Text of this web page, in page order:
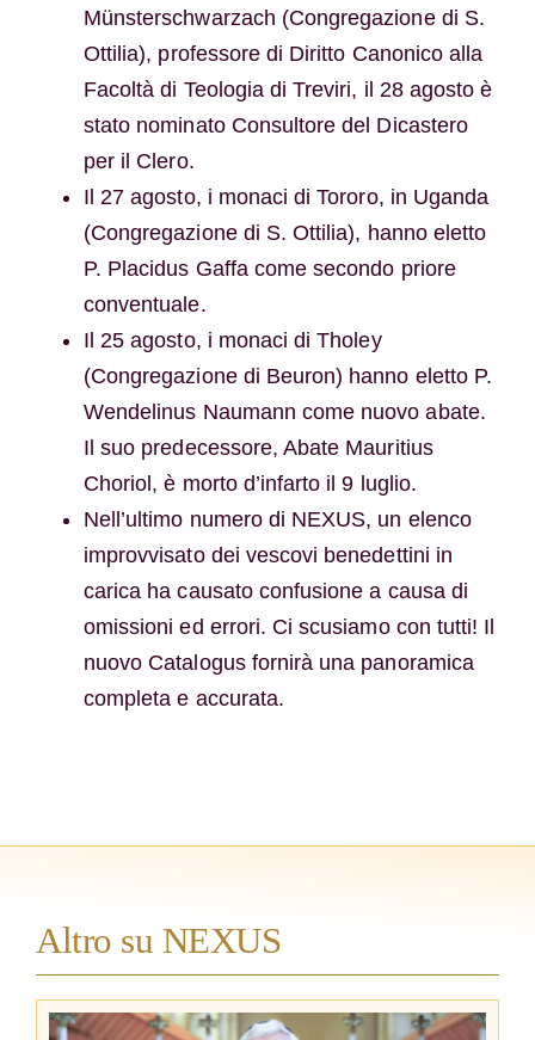
Münsterschwarzach (Congregazione di S.
Ottilia), professore di Diritto Canonico alla
Facoltà di Teologia di Treviri, il 28 agosto è
stato nominato Consultore del Dicastero
per il Clero.
Il 27 agosto, i monaci di Tororo, in Uganda
(Congregazione di S. Ottilia), hanno eletto
P. Placidus Gaffa come secondo priore
conventuale.
Il 25 agosto, i monaci di Tholey
(Congregazione di Beuron) hanno eletto P.
Wendelinus Naumann come nuovo abate.
Il suo predecessore, Abate Mauritius
Choriol, è morto d’infarto il 9 luglio.
Nell’ultimo numero di NEXUS, un elenco
improvvisato dei vescovi benedettini in
carica ha causato confusione a causa di
omissioni ed errori. Ci scusiamo con tutti! Il
nuovo Catalogus fornirà una panoramica
completa e accurata.
Altro su NEXUS